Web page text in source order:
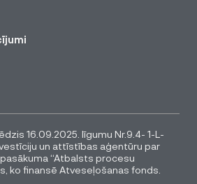
16.09.2025. līgumu Nr.9.4- 1-L-
un attīstības aģentūru par
“Atbalsts procesu
ko finansē Atveseļošanas fonds.